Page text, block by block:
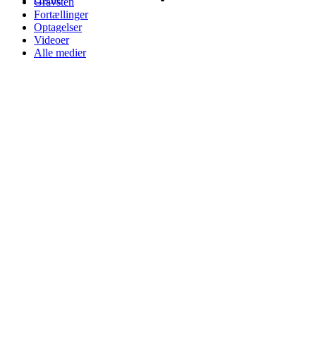
Fortællinger
Optagelser
Videoer
Alle medier